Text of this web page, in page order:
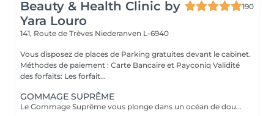
Beauty & Health Clinic by
Yara Louro
190
141, Route de Trèves Niederanven L-6940
Vous disposez de places de Parking gratuites devant le cabinet.
Méthodes de paiement : Carte Bancaire et Payconiq Validité
des forfaits: Les forfait...
GOMMAGE SUPRÊME
Le Gommage Suprême vous plonge dans un océan de douceur pour une peau sublimée. Le massage relaxant effectué après le gommage vous donnera la sensation d'évasion suprême. Le résultat sera une recharge profonde avec votre corps et votre mental libéré de toutes les pollutions accumulées au fil des jours.